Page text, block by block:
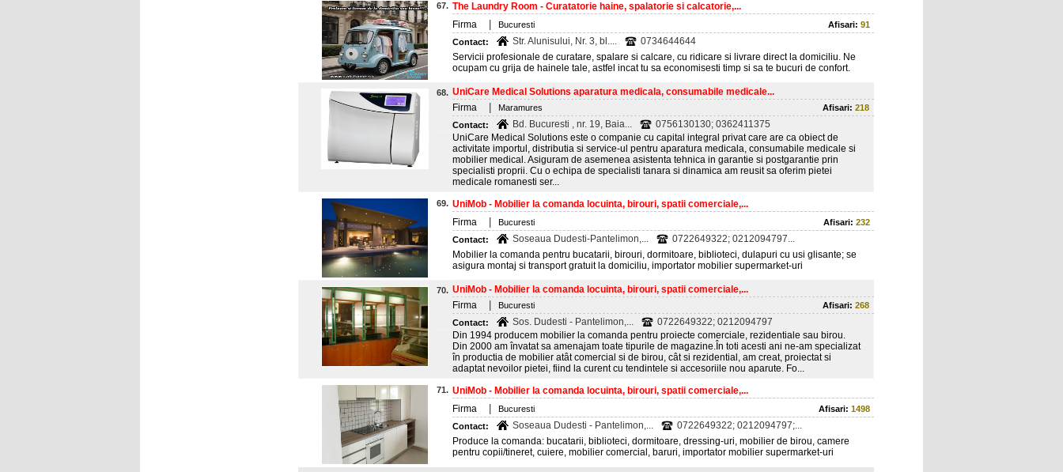
67. The Laundry Room - Curatatorie haine, spalatorie si calcatorie,...
Firma
Bucuresti Afisari: 91
Contact:
Str. Alunisului, Nr. 3, bl....
0734644644
Servicii profesionale de curatare, spalare si calcare, cu ridicare si livrare direct la domiciliu. Ne
ocupam cu grija de hainele tale, astfel incat tu sa economisesti timp si sa te bucuri de confort.
68. UniCare Medical Solutions aparatura medicala, consumabile medicale...
Firma
Maramures Afisari: 218
Contact:
Bd. Bucuresti , nr. 19, Baia...
0756130130; 0362411375
UniCare Medical Solutions este o companie cu capital integral privat care are ca obiect de
activitate importul, distributia si service-ul pentru aparatura medicala, consumabile medicale si
mobilier medical. Asiguram de asemenea asistenta tehnica in garantie si postgarantie prin
specialisti proprii. Cu o echipa de specialisti tanara si dinamica am reusit sa oferim pietei
medicale romanesti ser...
69. UniMob - Mobilier la comanda locuinta, birouri, spatii comerciale,...
Firma
Bucuresti Afisari: 232
Contact:
Soseaua Dudesti-Pantelimon,...
0722649322; 0212094797...
Mobilier la comanda pentru bucatarii, birouri, dormitoare, biblioteci, dulapuri cu usi glisante; se
asigura montaj si transport gratuit la domiciliu, importator mobilier supermarket-uri
70. UniMob - Mobilier la comanda locuinta, birouri, spatii comerciale,...
Firma
Bucuresti Afisari: 268
Contact:
Sos. Dudesti - Pantelimon,...
0722649322; 0212094797
Din 1994 producem mobilier la comanda pentru proiecte comerciale, rezidentiale sau birou.
Din 2000 am învatat sa amenajam toate tipurile de magazine.În toti acesti ani ne-am specializat
în productia de mobilier atât comercial si de birou, cât si rezidential, am creat, proiectat si
adaptat nevoilor pietei, fiind la curent cu tendintele si accesoriile nou aparute. Fo...
71. UniMob - Mobilier la comanda locuinta, birouri, spatii comerciale,...
Firma
Bucuresti Afisari: 1498
Contact:
Soseaua Dudesti - Pantelimon,...
0722649322; 0212094797;...
Produce la comanda: bucatarii, biblioteci, dormitoare, dressing-uri, mobilier de birou, camere
pentru copii/tineret, cuiere, mobilier comercial, baruri, importator mobilier supermarket-uri